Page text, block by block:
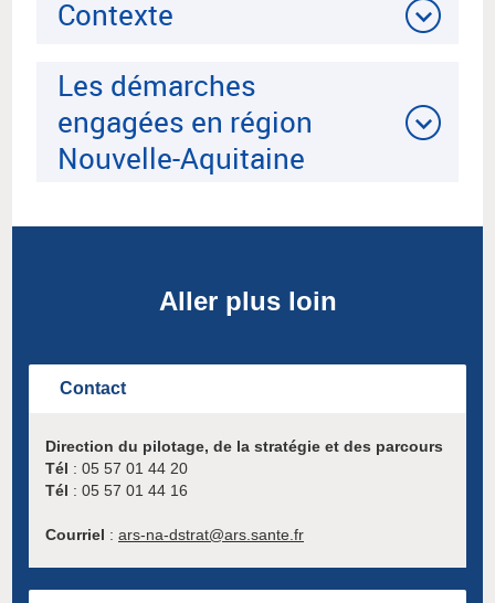
Contexte
Les démarches
engagées en région
Nouvelle-Aquitaine
Aller plus loin
Contact
Direction du pilotage, de la stratégie et des parcours
Tél : 05 57 01 44 20
Tél : 05 57 01 44 16
Courriel : ars-na-dstrat@ars.sante.fr